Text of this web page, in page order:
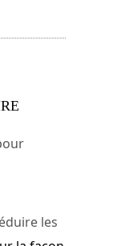
les